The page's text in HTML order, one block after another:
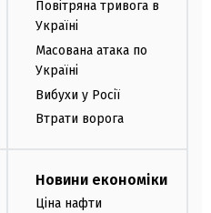
Повітряна тривога в
Україні
Масована атака по
Україні
Вибухи у Росії
Втрати ворога
Новини економіки
Ціна нафти